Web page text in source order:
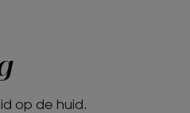
op de huid.